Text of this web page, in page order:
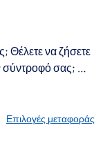
Θέλετε να ζήσετε
σύντροφό σας; Με
διαρκείας
Επιλογές μεταφοράς